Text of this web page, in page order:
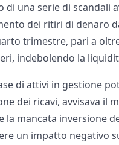
di una serie di scandali
dei ritiri di denaro
trimestre, pari a
indebolendo la
di attivi in gestione
dei ricavi, avvisava il
la mancata inversione
un impatto negativo